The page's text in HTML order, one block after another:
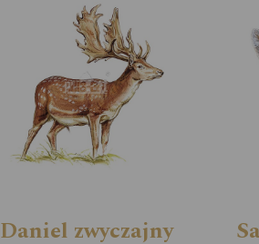
Daniel zwyczajny